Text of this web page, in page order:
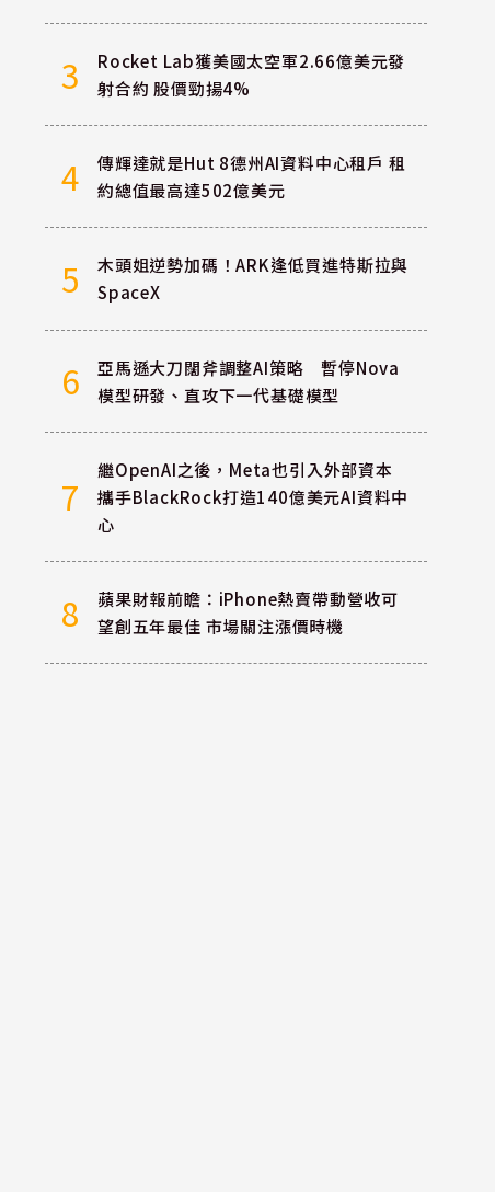
3
Rocket Lab獲美國太空軍2.66億美元發
射合約 股價勁揚4%
4
傳輝達就是Hut 8德州AI資料中心租戶 租
約總值最高達502億美元
5
木頭姐逆勢加碼！ARK逢低買進特斯拉與
SpaceX
6
亞馬遜大刀闊斧調整AI策略 暫停Nova
模型研發、直攻下一代基礎模型
7
繼OpenAI之後，Meta也引入外部資本
攜手BlackRock打造140億美元AI資料中
心
8
蘋果財報前瞻：iPhone熱賣帶動營收可
望創五年最佳 市場關注漲價時機